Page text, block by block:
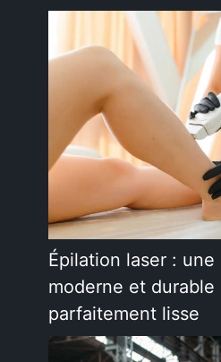
Épilation laser : une
moderne et durable
parfaitement lisse